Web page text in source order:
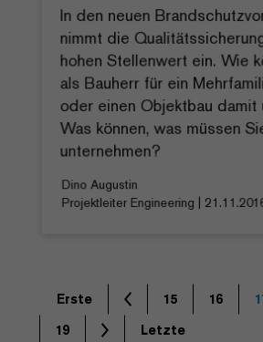
In den neuen
nimmt die
hohen Stellenwert ein. Wie
als Bauherr für ein
oder einen Objektbau damit
Was können, was müssen
unternehmen?
Dino Augustin
Projektleiter Engineering |
Erste 15 16
19
Letzte